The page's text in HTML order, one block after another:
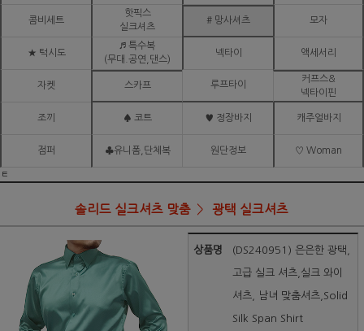
콤비세트
핫픽스
실크셔츠
# 망사셔츠 모자
★ 턱시도
♬ 특수복
(무대.공연,댄스)
넥타이 액세서리
자켓 스카프 루프타이
커프스&
넥타이핀
조끼 ♠ 코트 ♥ 정장바지 캐주얼바지
점퍼 ♣유니폼,단체복 원단정보 ♡ Woman
ㅌ
솔리드 실크셔츠 맞춤 광택 실크셔츠
상품명 (DS240951) 은은한 광택,
고급 실크 셔츠,실크 와이
셔츠, 남녀 맞춤셔츠,Solid
Silk Span Shirt